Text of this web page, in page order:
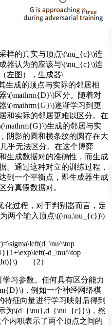
样的真实与顶点\(\nu_{c}\)连
器认为的应该与\(\nu_{c}\)连
左图），生成器\
生成的顶点与实际的邻居相
\(\mathrm{D}\)区分。随着对
\(\mathrm{G}\)逐渐学习到更
和实际的邻居更难以区分。在
生成的邻居与实
阴影的圆和横条纹的圆存在大
乎无法区分。在这个博弈
生成数据对的准确性，而生成
。通过这种对立的训练过程，
到一个平衡点，即生成器生成
分真假数据对。
化过程，对于判别器而言，定
两个输入顶点\((\nu,\nu_{c})\)
d_\nu^\top
（2）
习参数。任何具有区分能力
，例如一个神经网络模
特征向量进行学习映射后得到
为\(d_{\nu},d_{\nu_{c}}\)，然
内积表示了两个顶点之间的